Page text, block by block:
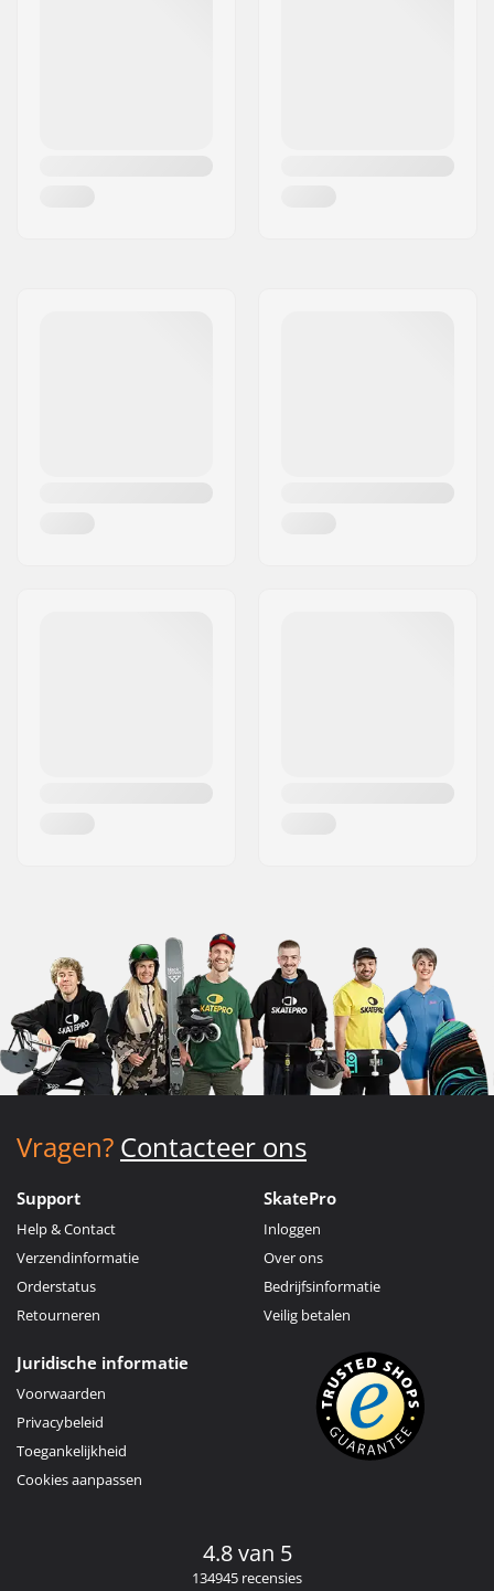
Vragen? Contacteer ons
Support
Help & Contact
Verzendinformatie
Orderstatus
Retourneren
SkatePro
Inloggen
Over ons
Bedrijfsinformatie
Veilig betalen
Juridische informatie
Voorwaarden
Privacybeleid
Toegankelijkheid
Cookies aanpassen
4.8 van 5
134945 recensies